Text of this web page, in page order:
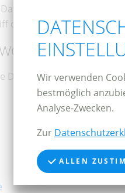
im
durch Dritte ist nicht
Datenverarbeitung auf
Wir verwenden
bestmöglich
Analyse-Zwecken.
Zur
ALLEN